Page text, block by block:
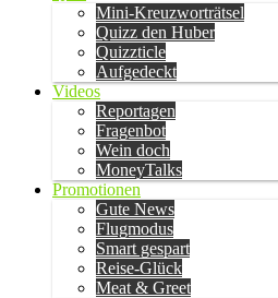
Mini-Kreuzworträtsel
Quizz den Huber
Quizzticle
Aufgedeckt
Videos
Reportagen
Fragenbot
Wein doch
MoneyTalks
Promotionen
Gute News
Flugmodus
Smart gespart
Reise-Glück
Meat & Greet